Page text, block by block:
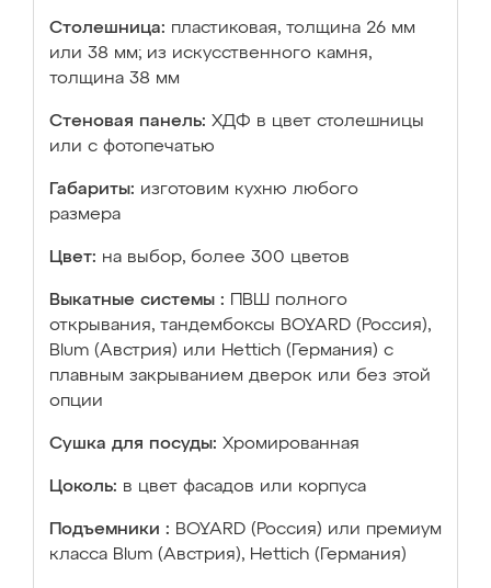
Столешница: пластиковая, толщина 26 мм
или 38 мм; из искусственного камня,
толщина 38 мм
Стеновая панель: ХДФ в цвет столешницы
или с фотопечатью
Габариты: изготовим кухню любого
размера
Цвет: на выбор, более 300 цветов
Выкатные системы :
ПВШ полного
открывания, тандембоксы BOYARD (Россия),
Blum (Австрия) или Hettich (Германия) с
плавным закрыванием дверок или без этой
опции
Сушка для посуды: Хромированная
Цоколь: в цвет фасадов или корпуса
Подъемники : BOYARD (Россия) или премиум
класса Blum (Австрия), Hettich (Германия)